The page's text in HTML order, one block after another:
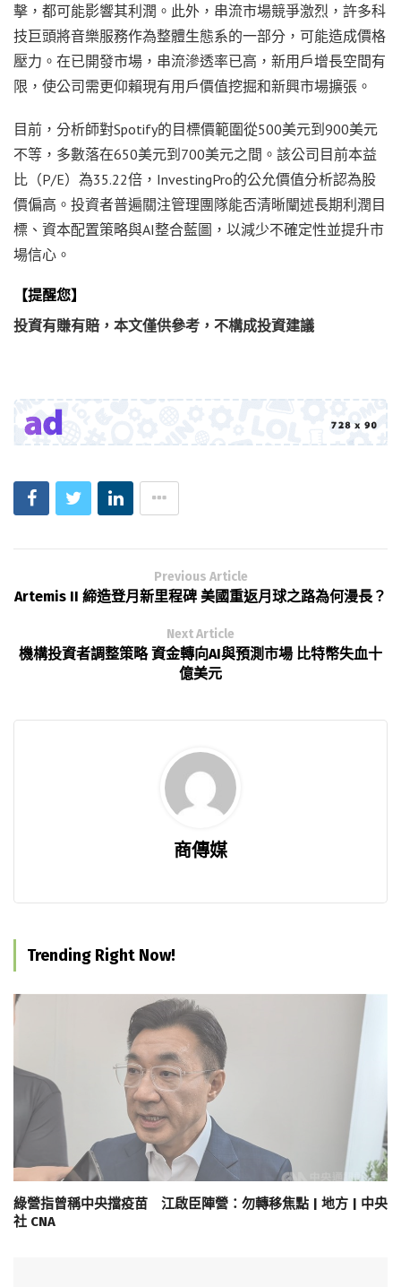
擊，都可能影響其利潤。此外，串流市場競爭激烈，許多科
技巨頭將音樂服務作為整體生態系的一部分，可能造成價格
壓力。在已開發市場，串流滲透率已高，新用戶增長空間有
限，使公司需更仰賴現有用戶價值挖掘和新興市場擴張。
目前，分析師對Spotify的目標價範圍從500美元到900美元
不等，多數落在650美元到700美元之間。該公司目前本益
比（P/E）為35.22倍，InvestingPro的公允價值分析認為股
價偏高。投資者普遍關注管理團隊能否清晰闡述長期利潤目
標、資本配置策略與AI整合藍圖，以減少不確定性並提升市
場信心。
【提醒您】
投資有賺有賠，本文僅供參考，不構成投資建議
Previous Article
Artemis II 締造登月新里程碑 美國重返月球之路為何漫長？
Next Article
機構投資者調整策略 資金轉向AI與預測市場 比特幣失血十
億美元
商傳媒
Trending Right Now!
綠營指曾稱中央擋疫苗 江啟臣陣營：勿轉移焦點 | 地方 | 中央
社 CNA